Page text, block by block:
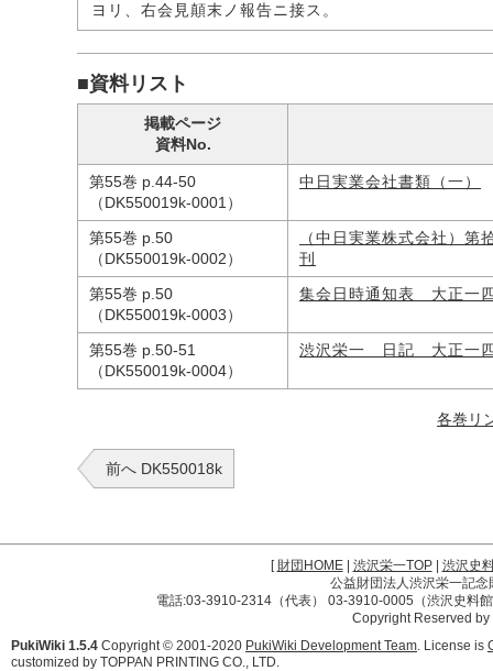
ヨリ、右会見顛末ノ報告ニ接ス。
■資料リスト
掲載ページ
資料No.
第55巻 p.44-50
（DK550019k-0001）
中日実業会社書類（一）
第55巻 p.50
（DK550019k-0002）
（中日実業株式会社）
刊
第55巻 p.50
（DK550019k-0003）
集会日時通知表 大正一
第55巻 p.50-51
（DK550019k-0004）
渋沢栄一 日記 大正一
各巻リ
前へ DK550018k
[財団HOME| 渋沢栄一TOP| 渋沢史
公益財団法人渋沢栄一記
電話:03-3910-2314（代表） 03-3910-0005（渋沢史料
Copyright Reserved
PukiWiki 1.5.4 Copyright © 2001-2020 PukiWiki Development Team. License is
customized by TOPPAN PRINTING CO., LTD.